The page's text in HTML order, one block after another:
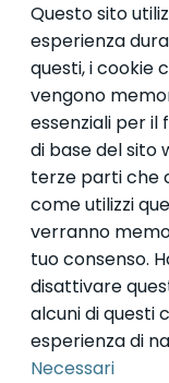
Questo sito
esperienza
questi, i cookie
vengono
essenziali per il
di base del sito
terze parti che
come utilizzi
verranno
tuo consenso.
disattivare
alcuni di questi
esperienza di
Necessari